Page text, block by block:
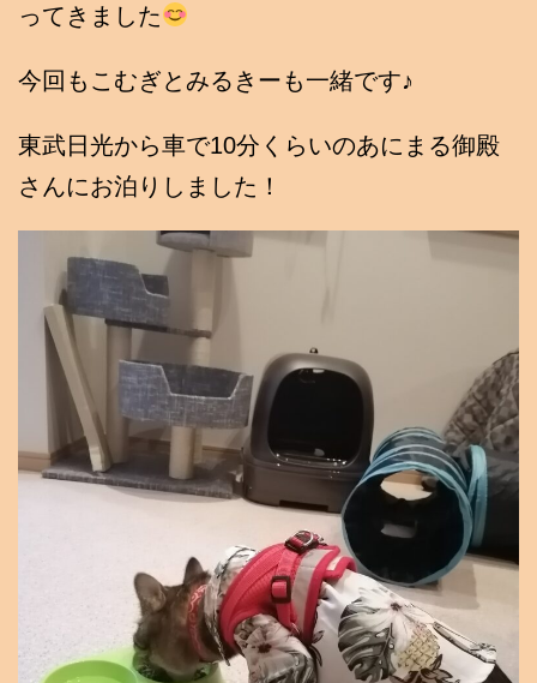
ってきました
今回もこむぎとみるきーも一緒です♪
東武日光から車で10分くらいのあにまる御殿
さんにお泊りしました！